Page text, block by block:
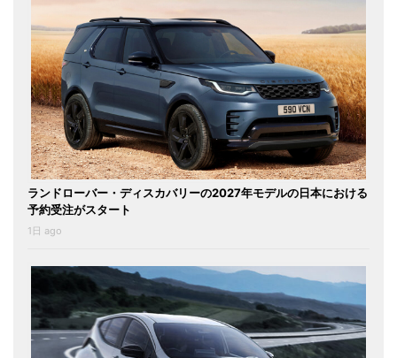
ランドローバー・ディスカバリーの2027年モデルの日本における
予約受注がスタート
1日 ago